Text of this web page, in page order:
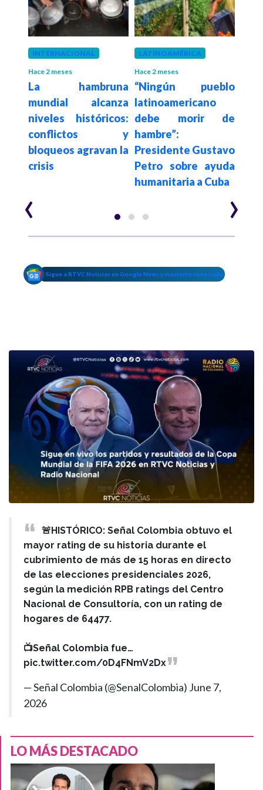
INTERNACIONAL
Hace 2 meses
La hambruna
mundial alcanza
niveles históricos:
conflictos y
bloqueos agravan la
crisis
LATINOAMÉRICA
Hace 2 meses
“Ningún pueblo
latinoamericano
debe morir de
hambre”:
Presidente Gustavo
Petro sobre ayuda
humanitaria a Cuba
‹ ›
Sigue a RTVC Noticias en Google News y mantente conectado
🚨HISTÓRICO: Señal Colombia obtuvo el
mayor rating de su historia durante el
cubrimiento de más de 15 horas en directo
de las elecciones presidenciales 2026,
según la medición RPB ratings del Centro
Nacional de Consultoría, con un rating de
hogares de 64477.
📺Señal Colombia fue…
pic.twitter.com/0D4FNmV2Dx
— Señal Colombia (@SenalColombia) June 7,
2026
LO MÁS DESTACADO